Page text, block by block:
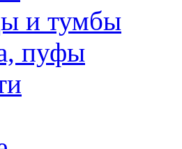
и тумбы
пуфы